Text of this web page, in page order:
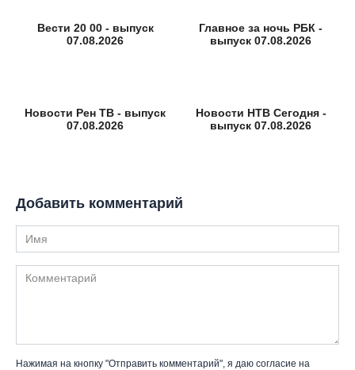
Вести 20 00 - выпуск
07.08.2026
Главное за ночь РБК -
выпуск 07.08.2026
Новости Рен ТВ - выпуск
07.08.2026
Новости НТВ Сегодня -
выпуск 07.08.2026
Добавить комментарий
Имя
Комментарий
Нажимая на кнопку "Отправить комментарий", я даю согласие на